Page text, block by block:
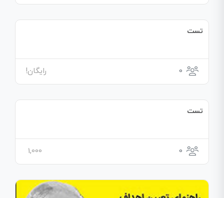
تست
0 رایگان!
تست
0
1,000